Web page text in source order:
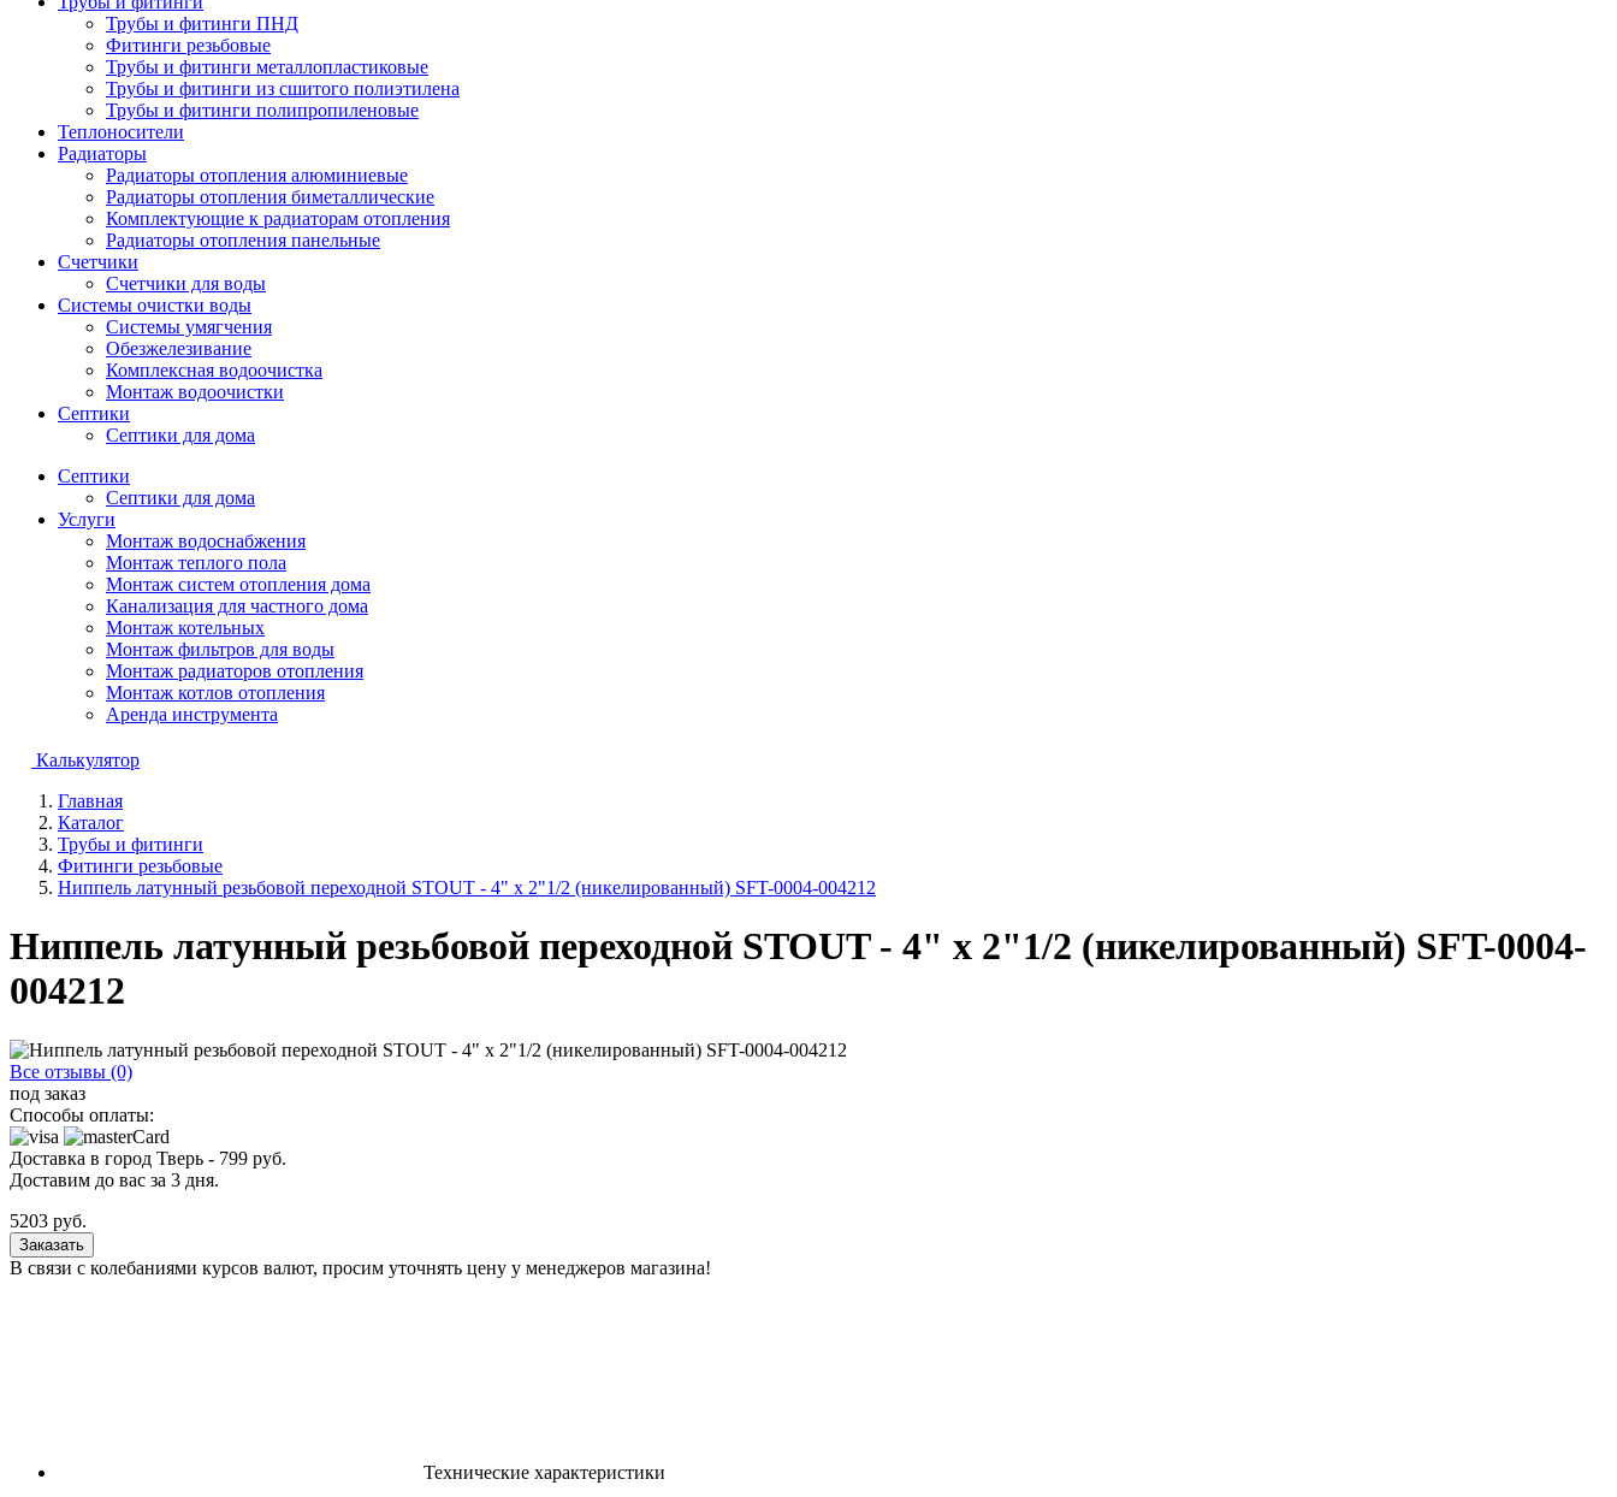
Трубы и фитинги ПНД
Фитинги резьбовые
Трубы и фитинги металлопластиковые
Трубы и фитинги из сшитого полиэтилена
Трубы и фитинги полипропиленовые
Теплоносители
Радиаторы
Радиаторы отопления алюминиевые
Радиаторы отопления биметаллические
Комплектующие к радиаторам отопления
Радиаторы отопления панельные
Cчетчики
Счетчики для воды
Системы очистки воды
Системы умягчения
Обезжелезивание
Комплексная водоочистка
Монтаж водоочистки
Септики
Септики для дома
Септики
Септики для дома
Услуги
Монтаж водоснабжения
Монтаж теплого пола
Монтаж систем отопления дома
Канализация для частного дома
Монтаж котельных
Монтаж фильтров для воды
Монтаж радиаторов отопления
Монтаж котлов отопления
Аренда инструмента
Калькулятор
Главная
Каталог
Трубы и фитинги
Фитинги резьбовые
Ниппель латунный резьбовой переходной STOUT - 4" x 2"1/2 (никелированный) SFT-0004-004212
Ниппель латунный резьбовой переходной STOUT - 4" x 2"1/2 (никелированный) SFT-0004-
004212
Все отзывы (0)
под заказ
Способы оплаты:
Доставка в город Тверь - 799 руб.
Доставим до вас за 3 дня.
5203 руб.
Заказать
В связи с колебаниями курсов валют, просим уточнять цену у менеджеров магазина!
Технические характеристики